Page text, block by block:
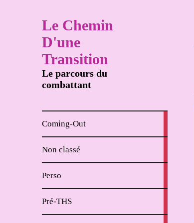
Le Chemin
D'une
Transition
Le parcours du
combattant
Coming-Out
Non classé
Perso
Pré-THS